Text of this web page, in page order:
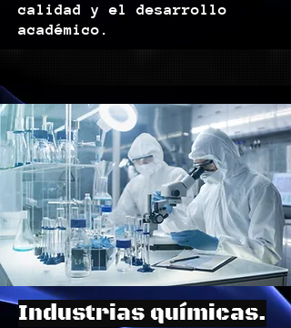
calidad y el desarrollo
académico.
Industrias químicas.